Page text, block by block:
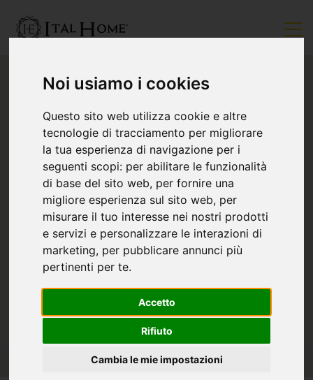
Noi usiamo i cookies
Questo sito web utilizza cookie e altre
tecnologie di tracciamento per migliorare
la tua esperienza di navigazione per i
seguenti scopi: per abilitare le funzionalità
di base del sito web, per fornire una
migliore esperienza sul sito web, per
misurare il tuo interesse nei nostri prodotti
e servizi e personalizzare le interazioni di
marketing, per pubblicare annunci più
pertinenti per te.
Accetto
Rifiuto
Cambia le mie impostazioni